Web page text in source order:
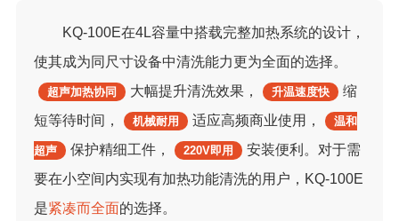
KQ-100E在4L容量中搭载完整加热系统的设计，
使其成为同尺寸设备中清洗能力更为全面的选择。
超声加热协同 大幅提升清洗效果， 升温速度快
缩
短等待时间，
机械耐用 适应高频商业使用， 温和
超声 保护精细工件， 220V即用
安装便利。对于需
要在小空间内实现有加热功能清洗的用户，KQ-100E
是紧凑而全面的选择。